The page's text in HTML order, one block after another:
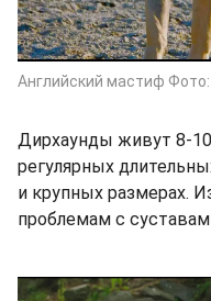
Английский мастиф
Дирхаунды живут 8-
регулярных
и крупных размерах.
проблемам с